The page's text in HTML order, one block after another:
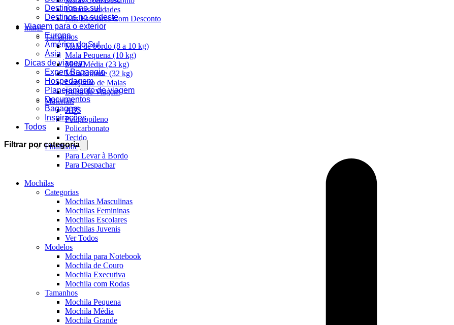
Últimas unidades
Kits Escolares Com Desconto
malas
Tamanhos
Mala de bordo (8 a 10 kg)
Mala Pequena (10 kg)
Mala Média (23 kg)
Mala Grande (32 kg)
Conjunto de Malas
Bolsa de Viagem
Materiais
ABS
Polipropileno
Policarbonato
Tecido
Finalidade
Para Levar à Bordo
Para Despachar
Mochilas
Categorias
Mochilas Masculinas
Mochilas Femininas
Mochilas Escolares
Mochilas Juvenis
Ver Todos
Modelos
Mochila para Notebook
Mochila de Couro
Mochila Executiva
Mochila com Rodas
Tamanhos
Mochila Pequena
Mochila Média
Mochila Grande
Destinos no sul
Destinos no sudeste
Viagem para o exterior
Europa
América do Sul
Ásia
Dicas de viagem
Expert Bagaggio
Hospedagem
Planejamento de viagem
Documentos
Bagagem
Inspirações
Todos
Filtrar por categoria